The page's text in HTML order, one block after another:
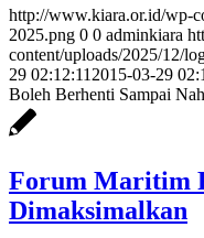
http://www.kiara.or.id/wp-
2025.png 0 0 adminkiara
content/uploads/2025/12/
29 02:12:11 2015-03-29
Boleh Berhenti Sampai
Forum Maritim
Dimaksimalkan